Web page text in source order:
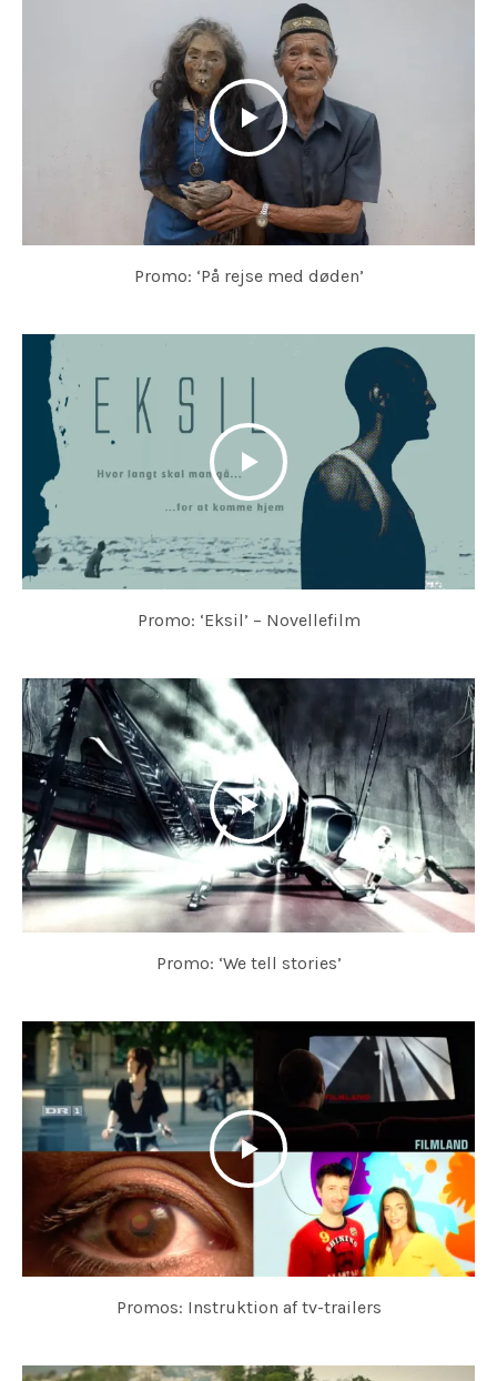
Promo: ‘På rejse med døden’
Promo: ‘Eksil’ – Novellefilm
Promo: ‘We tell stories’
Promos: Instruktion af tv-trailers